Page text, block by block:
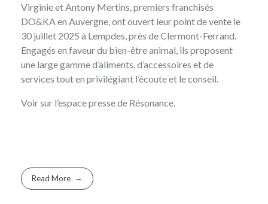
Virginie et Antony Mertins, premiers franchisés
DO&KA en Auvergne, ont ouvert leur point de vente le
30 juillet 2025 à Lempdes, près de Clermont-Ferrand.
Engagés en faveur du bien-être animal, ils proposent
une large gamme d’aliments, d’accessoires et de
services tout en privilégiant l’écoute et le conseil.
Voir sur l’espace presse de Résonance.
Read More